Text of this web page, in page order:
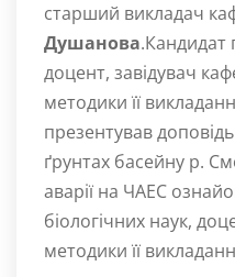
старший викладач
Душанова.Кандидат
доцент, завідувач
методики її
презентував
ґрунтах басейну р.
аварії на ЧАЕС
біологічних наук,
методики її